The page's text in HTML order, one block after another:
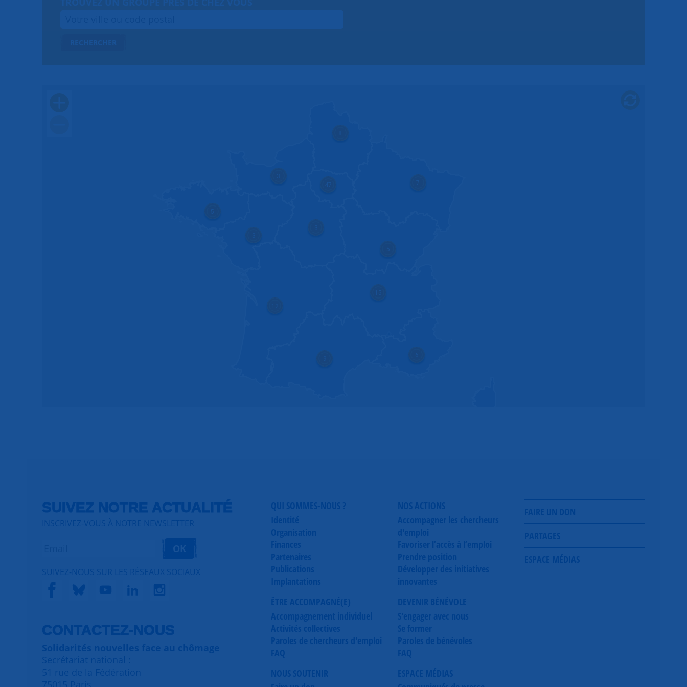
RECHERCHER
15
5
5
3
7
8
47
3
12
9
3
6
SUIVEZ NOTRE ACTUALITÉ
INSCRIVEZ-VOUS À NOTRE NEWSLETTER
OK
SUIVEZ-NOUS SUR LES RÉSEAUX SOCIAUX
CONTACTEZ-NOUS
Solidarités nouvelles face au chômage
Secrétariat national :
51 rue de la Fédération
75015 Paris
QUI SOMMES-NOUS ?
Identité
Organisation
Finances
Partenaires
Publications
Implantations
NOS ACTIONS
Accompagner les chercheurs
d'emploi
Favoriser l’accès à l’emploi
Prendre position
Développer des initiatives
innovantes
ÊTRE ACCOMPAGNÉ(E)
Accompagnement individuel
Activités collectives
Paroles de chercheurs d'emploi
FAQ
DEVENIR BÉNÉVOLE
S'engager avec nous
Se former
Paroles de bénévoles
FAQ
NOUS SOUTENIR
ESPACE MÉDIAS
FAIRE UN DON
PARTAGES
ESPACE MÉDIAS